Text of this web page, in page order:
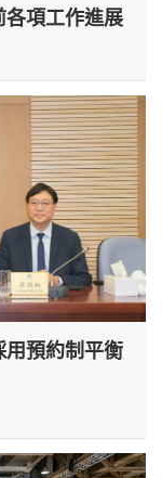
各項工作進展
用預約制平衡